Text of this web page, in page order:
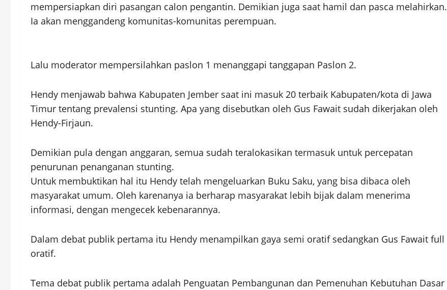
mempersiapkan diri pasangan calon pengantin. Demikian juga saat hamil dan pasca melahirkan.
Ia akan menggandeng komunitas-komunitas perempuan.
Lalu moderator mempersilahkan paslon 1 menanggapi tanggapan Paslon 2.
Hendy menjawab bahwa Kabupaten Jember saat ini masuk 20 terbaik Kabupaten/kota di Jawa
Timur tentang prevalensi stunting. Apa yang disebutkan oleh Gus Fawait sudah dikerjakan oleh
Hendy-Firjaun.
Demikian pula dengan anggaran, semua sudah teralokasikan termasuk untuk percepatan
penurunan penanganan stunting.
Untuk membuktikan hal itu Hendy telah mengeluarkan Buku Saku, yang bisa dibaca oleh
masyarakat umum. Oleh karenanya ia berharap masyarakat lebih bijak dalam menerima
informasi, dengan mengecek kebenarannya.
Dalam debat publik pertama itu Hendy menampilkan gaya semi oratif sedangkan Gus Fawait full
oratif.
Tema debat publik pertama adalah Penguatan Pembangunan dan Pemenuhan Kebutuhan Dasar